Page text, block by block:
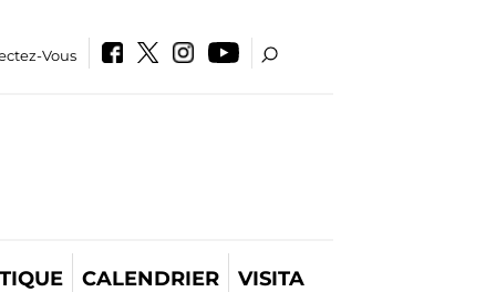
Vous
CALENDRIER VISITA